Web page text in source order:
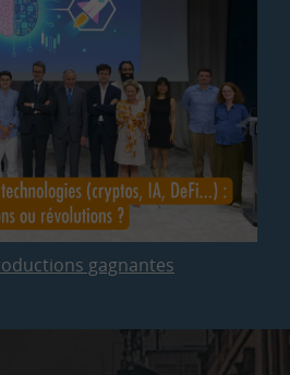
gagnantes